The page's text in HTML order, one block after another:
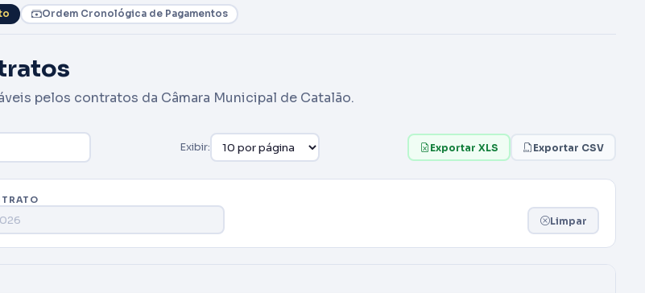
Ordem Cronológica de Pagamentos
pelos contratos da Câmara Municipal de Catalão.
Exibir: Exportar XLS Exportar CSV
Limpar